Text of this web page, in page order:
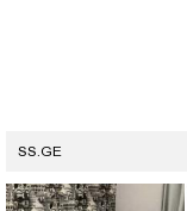
SS.GE